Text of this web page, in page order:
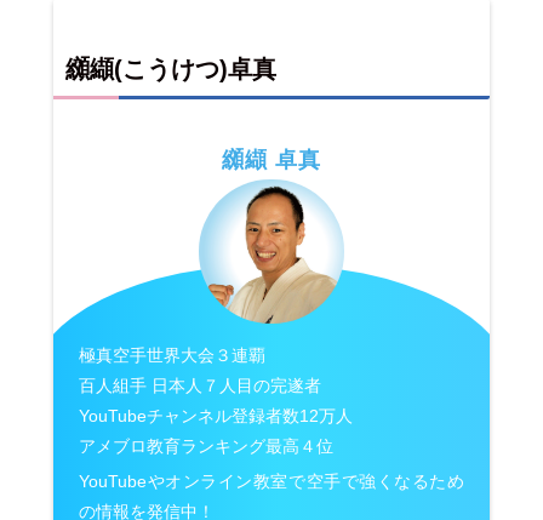
纐纈(こうけつ)卓真
纐纈 卓真
極真空手世界大会３連覇
百人組手 日本人７人目の完遂者
YouTubeチャンネル登録者数12万人
アメブロ教育ランキング最高４位
YouTubeやオンライン教室で空手で強くなるため
の情報を発信中！